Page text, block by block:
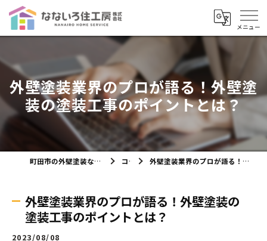
外壁塗装業界のプロが語る！外壁塗
装の塗装工事のポイントとは？
町田市の外壁塗装ならなないろ住工房株式会社 コラム 外壁塗装業界のプロが語る！外壁塗装の塗装工事のポイントとは？
外壁塗装業界のプロが語る！外壁塗装の
塗装工事のポイントとは？
2023/08/08